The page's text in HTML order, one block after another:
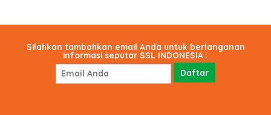
Silahkan tambahkan email Anda untuk berlanganan
informasi seputar SSL INDONESIA :